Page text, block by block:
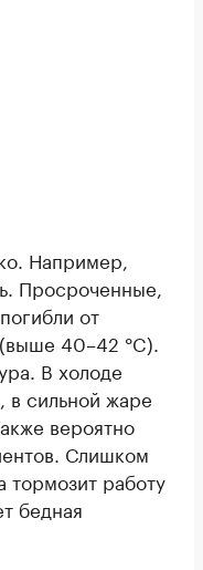
Например,
Просроченные,
от
40–42 °C).
В холоде
в сильной жаре
вероятно
Слишком
тормозит работу
бедная